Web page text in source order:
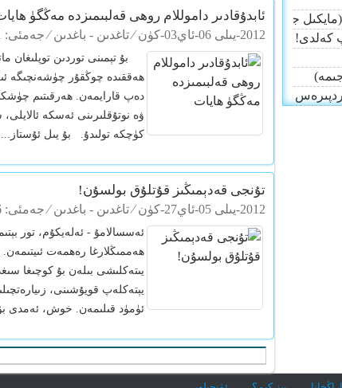
ئابدۇقادىر داموللام روھى قەلبىمىزدە مەڭگۈ
2012-يىلى 06-ئاي03-كۈن ⁄تاغدىن - باغدىن⁄ جەمئى: 11991 ھەرپ ⁄ زىيارەت: 503 مىھمان+
بۇ تېمىنى توردىن توپلىغان
ھەققىدە چوڭقۇر چۈشەنچىگە
دەپ قارايمەن. ھەرقىتىم
ۋە نوتۇقلىرىنى ئەسكە
كۈچكە تولىدۇ. بۇ يىل ئۇستاز...
تۇنجى قەدېمىڭىز قۇتلۇق بولسۇن!
2012-يىلى 05-ئاي27-كۈن ⁄تاغدىن - باغدىن⁄ جەمئى: 1176 ھەرپ ⁄ زىيارەت: 519 مىھمان+
ئەسسالامۇ - ئەلەيكۇم، تور
ھەممىڭلارغا رەھمەت ئىيتىمەن.
يىتەكلىشى بىلەن بۇ كوچىغا
يېتەكلەپ قويۇشىنى،
ئۈمۈد قىلىمەن. خوش، ئەمدى
جېكسون)
كەلدى!
تېلىفۇن ئۇسلۇ